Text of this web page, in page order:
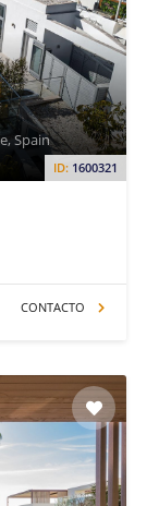
ID: 1600321
Spain
CONTACTO